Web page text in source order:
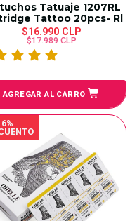
Tatuaje 1207RL
Tattoo 20pcs- Rl
$16.990 CLP
$17.989 CLP
AGREGAR AL CARRO
6%